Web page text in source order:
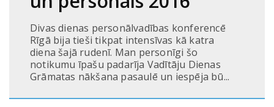
Divas dienas personālvadības konferencē
Rīgā bija tieši tikpat intensīvas kā katra
diena šajā rudenī. Man personīgi šo
notikumu īpašu padarīja Vadītāju Dienas
Grāmatas nākšana pasaulē un iespēja bū...